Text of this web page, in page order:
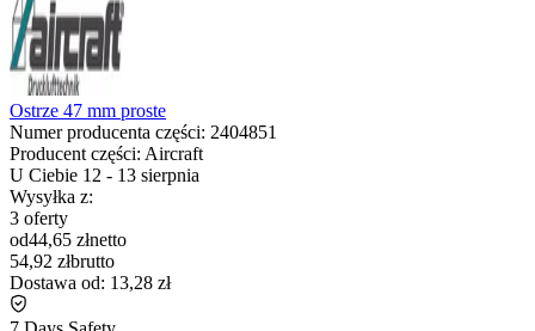
Ostrze 47 mm proste
Numer producenta części: 2404851
Producent części: Aircraft
U Ciebie 12 - 13 sierpnia
Wysyłka z:
3 oferty
od44,65 złnetto
54,92 złbrutto
Dostawa od: 13,28 zł